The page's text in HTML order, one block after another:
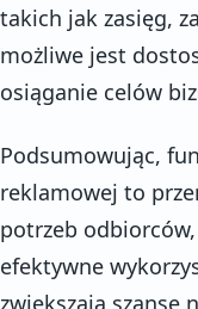
takich jak zasięg,
możliwe jest
osiąganie celów
Podsumowując,
reklamowej to
potrzeb
efektywne
zwiększają szansę